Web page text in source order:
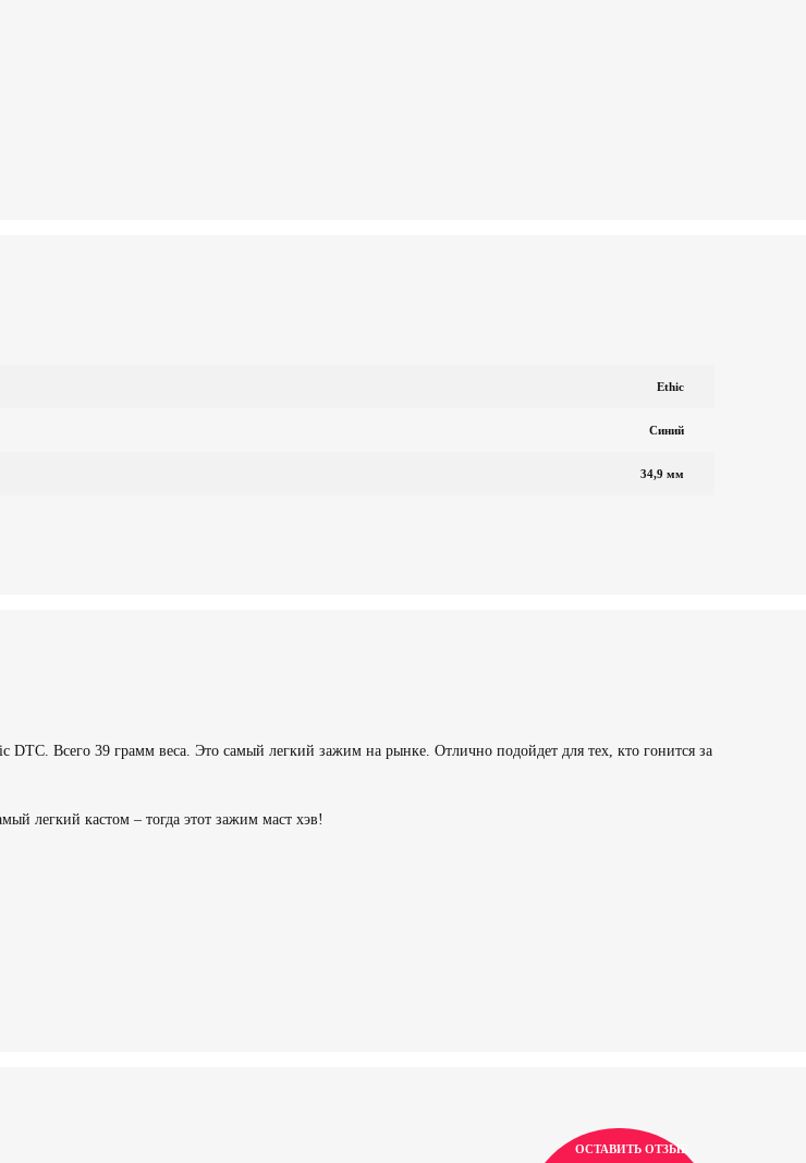
Ethic
Синий
34,9 мм
Всего 39 грамм веса. Это самый легкий зажим на рынке. Отлично подойдет для тех, кто гонится за
легкий кастом – тогда этот зажим маст хэв!
ОСТАВИТЬ ОТЗЫВ